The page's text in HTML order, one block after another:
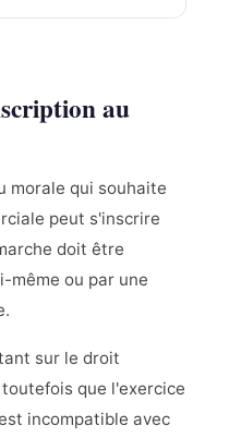
au
morale qui souhaite
peut s'inscrire
doit être
même ou par une
sur le droit
que l'exercice
incompatible avec